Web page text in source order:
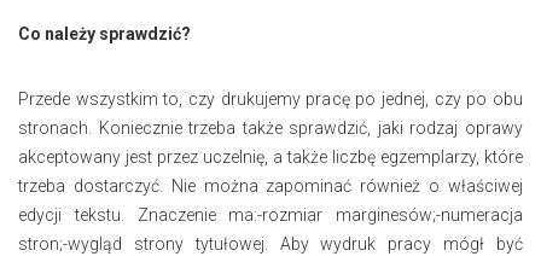
Co należy sprawdzić?
Przede wszystkim to, czy drukujemy pracę po jednej, czy po obu
stronach. Koniecznie trzeba także sprawdzić, jaki rodzaj oprawy
akceptowany jest przez uczelnię, a także liczbę egzemplarzy, które
trzeba dostarczyć. Nie można zapominać również o właściwej
edycji tekstu. Znaczenie ma:-rozmiar marginesów;-numeracja
stron;-wygląd strony tytułowej. Aby wydruk pracy mógł być